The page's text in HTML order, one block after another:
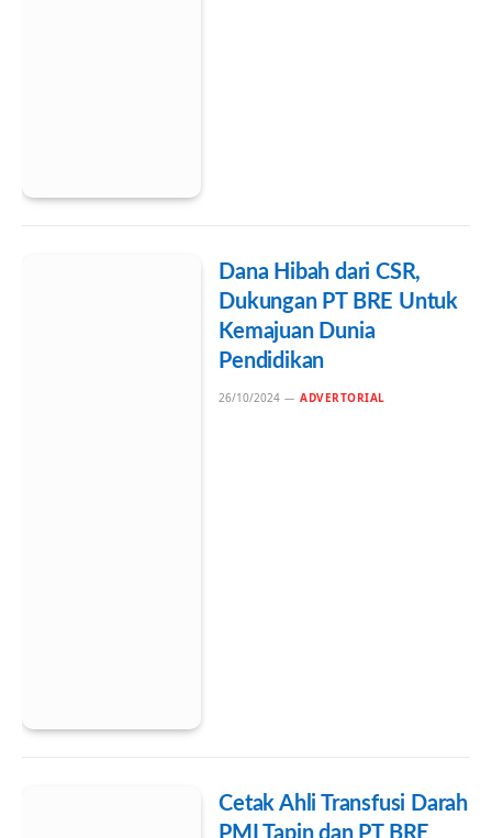
Dana Hibah dari CSR,
Dukungan PT BRE Untuk
Kemajuan Dunia
Pendidikan
26/10/2024 ADVERTORIAL
Cetak Ahli Transfusi Darah